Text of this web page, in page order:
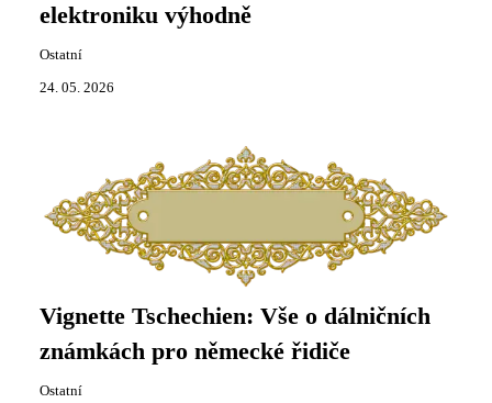
elektroniku výhodně
Ostatní
24. 05. 2026
Vignette Tschechien: Vše o dálničních
známkách pro německé řidiče
Ostatní